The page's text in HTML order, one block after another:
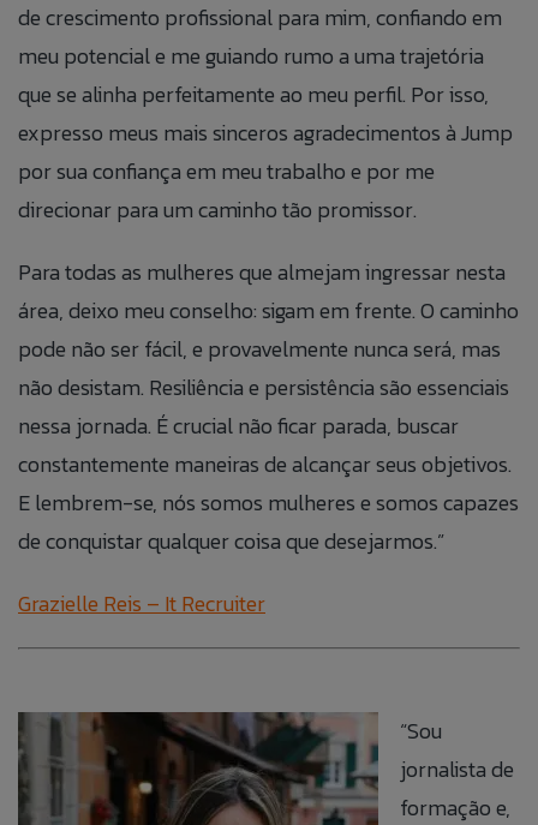
de crescimento profissional para mim, confiando em
meu potencial e me guiando rumo a uma trajetória
que se alinha perfeitamente ao meu perfil. Por isso,
expresso meus mais sinceros agradecimentos à Jump
por sua confiança em meu trabalho e por me
direcionar para um caminho tão promissor.
Para todas as mulheres que almejam ingressar nesta
área, deixo meu conselho: sigam em frente. O caminho
pode não ser fácil, e provavelmente nunca será, mas
não desistam. Resiliência e persistência são essenciais
nessa jornada. É crucial não ficar parada, buscar
constantemente maneiras de alcançar seus objetivos.
E lembrem-se, nós somos mulheres e somos capazes
de conquistar qualquer coisa que desejarmos.”
Grazielle Reis – It Recruiter
“Sou
jornalista de
formação e,